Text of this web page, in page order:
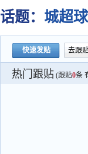
场子
话题： 城超
快速发贴 去跟
热门跟贴 (跟贴0条